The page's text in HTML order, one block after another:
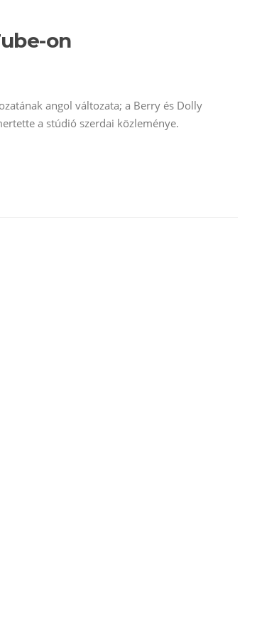
on
angol változata; a Berry és Dolly
a stúdió szerdai közleménye.